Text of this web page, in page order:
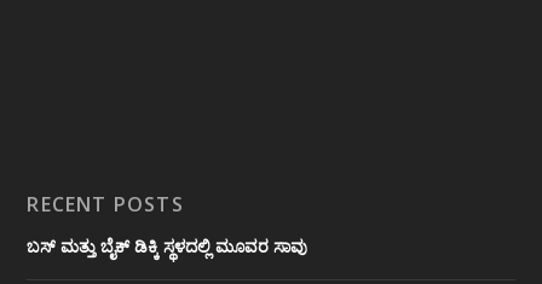
RECENT POSTS
ಬಸ್ ಮತ್ತು ಬೈಕ್ ಡಿಕ್ಕಿ ಸ್ಥಳದಲ್ಲಿ ಮೂವರ ಸಾವು